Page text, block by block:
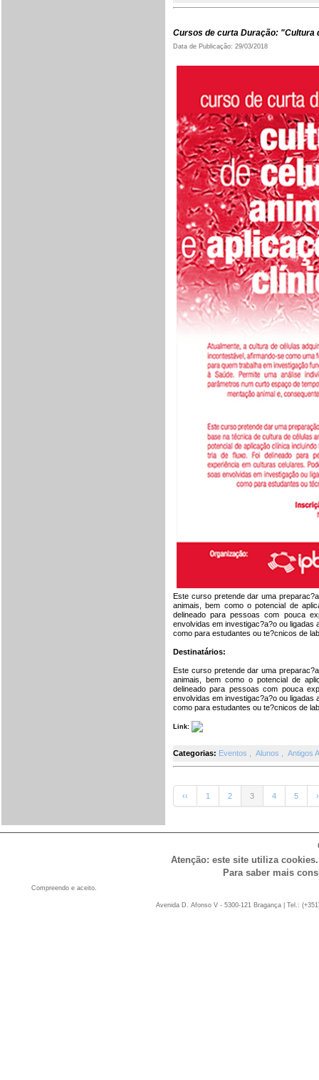
Cursos de curta Duração: "Cultura
Data de Publicação: 29/03/2018
Este curso pretende dar uma
animais, bem como o potencial de
delineado para pessoas com pouca
envolvidas em investigac?a?o ou ligadas
como para estudantes ou te?cnicos de
Destinatários:
Este curso pretende dar uma
animais, bem como o potencial de
delineado para pessoas com pouca
envolvidas em investigac?a?o ou ligadas
como para estudantes ou te?cnicos de
Link:
Categorias: Eventos Alunos Antigos
‹‹ 1 2 3 4 5
Atenção: este site utiliza
Para saber mais
Compreendo e aceito.
Avenida D. Afonso V - 5300-121 Bragança | Tel.: